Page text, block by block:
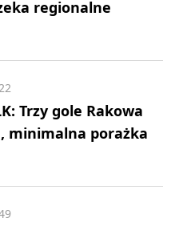
regionalne
Trzy gole Rakowa
minimalna porażka